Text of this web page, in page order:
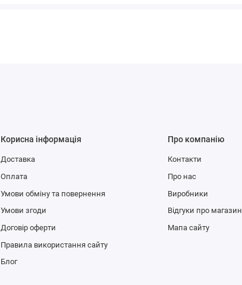
Корисна інформація
Доставка
Оплата
Умови обміну та повернення
Умови згоди
Договір оферти
Правила використання сайту
Блог
Про компанію
Контакти
Про нас
Виробники
Відгуки про магазин
Мапа сайту